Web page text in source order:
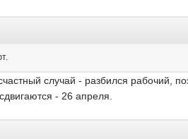
случай - разбился рабочий,
- 26 апреля.